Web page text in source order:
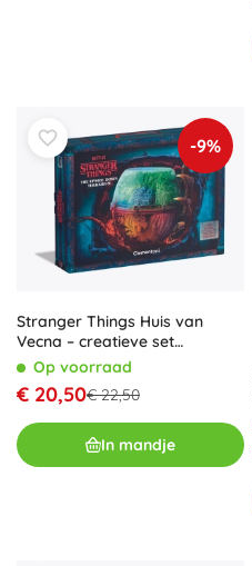
-9%
Stranger Things Huis van
Vecna – creatieve set
CLEMENTONI
Op voorraad
€ 20,50€ 22,50
In mandje